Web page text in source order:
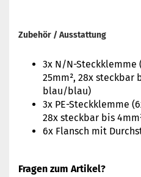
Zubehör / Ausstattung
3x N/N-Steckklemme
25mm², 28x steckbar
blau/blau)
3x PE-Steckklemme
28x steckbar bis
6x Flansch mit
Fragen zum Artikel?